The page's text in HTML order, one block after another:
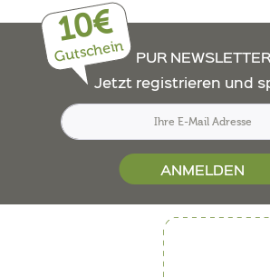
10€
Gutschein
PUR NEWSLETTER
Jetzt registrieren und
ANMELDEN